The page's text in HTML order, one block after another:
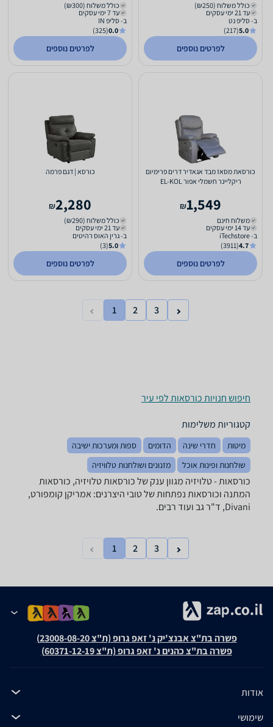
כולל משלוח (₪250)
עד 21 ימי עסקים
ב- סליפ נט
5.0
(217)
לפרטים נוספים
כולל משלוח (₪300)
עד 7 ימי עסקים
ב- סליפ IN
0.0
(325)
לפרטים נוספים
כורסאת מסאז מבד אגאדיר דרים פרימיום
ריקליינר חשמלי אפור EL-KOL
1,549
₪
משלוח חינם
עד 14 ימי עסקים
ב- iTechstore
4.7
(3911)
לפרטים נוספים
כורסא | דגם פרמה
2,280
₪
כולל משלוח (₪290)
עד 21 ימי עסקים
ב- גרין האוס רהיטים
5.0
(3)
לפרטים נוספים
1 2 3
חיפוש חנויות כורסאות לפי עיר
קטגוריות משלימות
מיטות חדרי שינה הדומים
ספות ומערכות ישיבה
שולחנות ופינות אוכל
מזנונים ושולחנות טלוויזיה
כורסאות - ‏טלויזיה מגוון ענק של כורסאות טלויזיה, כורסאות
המתנה וכורסאות נפתחות של טובי היצרנים: אמריקן קומפורט,
Divani, ד"ר גב ועוד רבים.
1 2 3
פשרה בת"צ אבנצ'יק נ' זאפ גרופ (ת"צ 23008-08-20)
פשרה בת"צ כהנים נ' זאפ גרופ (ת"צ 60371-12-19)
אודות
שימושי